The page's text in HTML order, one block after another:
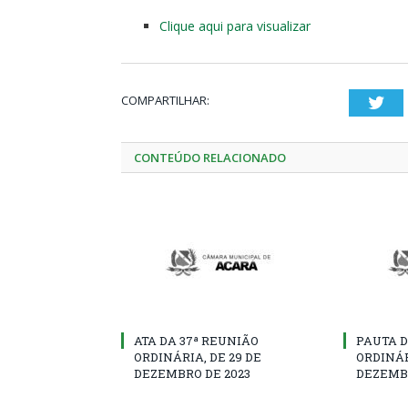
Clique aqui para visualizar
COMPARTILHAR:
CONTEÚDO RELACIONADO
ATA DA 37ª REUNIÃO
ORDINÁRIA, DE 29 DE
DEZEMBRO DE 2023
PAUTA